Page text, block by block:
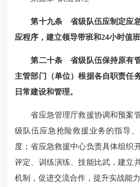
第十九条省级队伍应制定应
应程序，建立领导带班和24小时值
第二十条 省级队伍保持原有
主管部门（单位）根据各自职责任
日常建设和管理。
省应急管理厅救援协调和预案
级队伍应急抢险救援业务的指导
度；省应急救援中心负责具体组织
评定、训练演练、技能比武，建立
机制，促进交流合作，提升实战能力